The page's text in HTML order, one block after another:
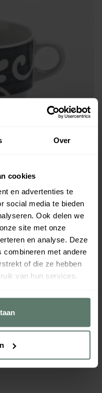
Over
cookies
en advertenties te
social media te bieden
Ook delen we
site met onze
en analyse. Deze
combineren met andere
of die ze hebben
van hun services.